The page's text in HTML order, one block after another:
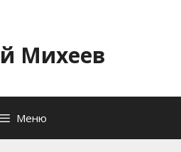
Михеев
Меню